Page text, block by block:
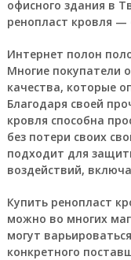
офисного здания в
ренопласт кровля
Интернет полон
Многие покупатели
качества, которые
Благодаря своей
кровля способна
без потери своих
подходит для
воздействий,
Купить ренопласт
можно во многих
могут
конкретного